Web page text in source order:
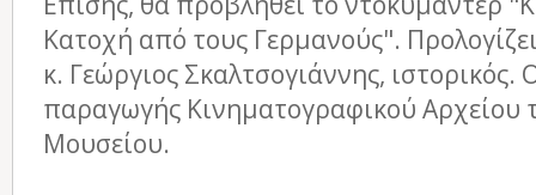
Κατοχή από τους Γερμανούς".
κ. Γεώργιος Σκαλτσογιάννης, ιστορικός.
παραγωγής Κινηματογραφικού Αρχείου
Μουσείου.